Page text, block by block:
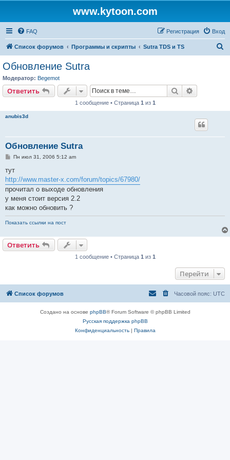
www.kytoon.com
FAQ Вход
Регистрация
Список форумов Программы и скрипты Sutra TDS и TS
Обновление Sutra
Модератор: Begemot
Ответить Поиск
1 сообщение • Страница 1 из 1
anubis3d
Обновление Sutra
С
о
щ
е
н
и
е
Пн июл 31, 2006 5:12 am
тут
http://www.master-x.com/forum/topics/67980/
прочитал о выходе обновления
у меня стоит версия 2.2
как можно обновить ?
Показать ссылки на пост
Ответить
1 сообщение • Страница 1 из 1
Перейти
Список форумов Часовой пояс: UTC
Создано на основе phpBB® Forum Software © phpBB Limited
Русская поддержка phpBB
Конфиденциальность| Правила